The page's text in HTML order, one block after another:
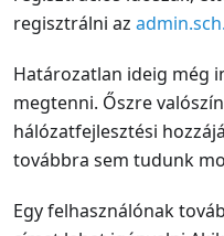
regisztrálni az
Határozatlan ideig még
megtenni. Őszre
hálózatfejlesztési
továbbra sem tudunk
Egy felhasználónak